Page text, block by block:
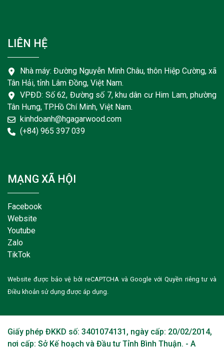
LIÊN HỆ
Nhà máy: Đường Nguyễn Minh Châu, thôn Hiệp Cường, xã
Tân Hải, tỉnh Lâm Đồng, Việt Nam.
VPĐD: Số 62, Đường số 7, khu dân cư Him Lam, phường
Tân Hưng, TP.Hồ Chí Minh, Việt Nam.
kinhdoanh@hgagarwood.com
(+84) 965 397 039
MẠNG XÃ HỘI
Facebook
Website
Youtube
Zalo
TikTok
Website được bảo vệ bởi reCAPTCHA và Google với Quyền riêng tư và
Điều khoản sử dụng được áp dụng.
Giấy phép ĐKKD số: 3401074131, ngày cấp: 20/02/2014,
nơi cấp: Sở Kế hoạch và Đầu tư Tỉnh Bình Thuận. - A